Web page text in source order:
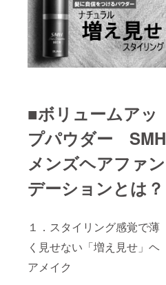
■ボリュームアッ
プパウダー SMH
メンズヘアファン
デーションとは？
１．スタイリング感覚で薄
く見せない「増え見せ」ヘ
アメイク